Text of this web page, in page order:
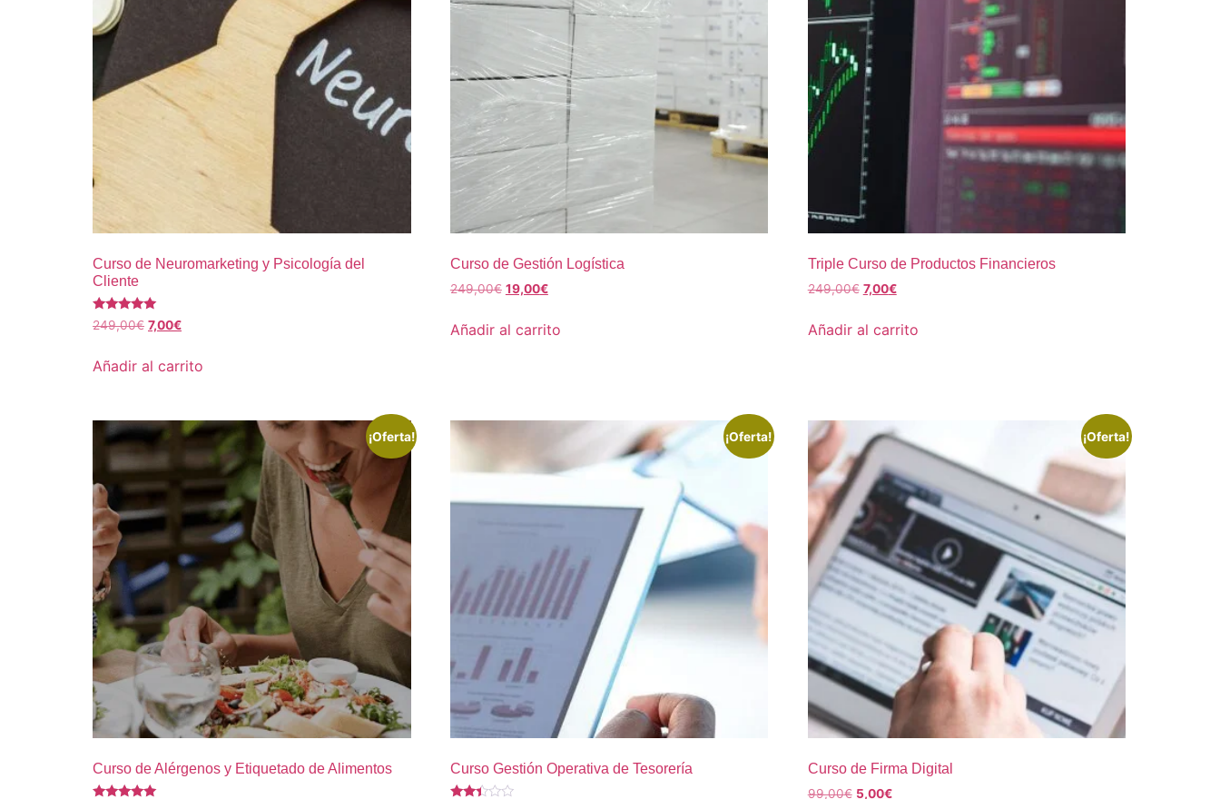
Curso de Neuromarketing y Psicología del
Cliente
Valorado
con
249,00€ 7,00€
Añadir al carrito
Curso de Gestión Logística
249,00€ 19,00€
Añadir al carrito
Triple Curso de Productos Financieros
249,00€ 7,00€
Añadir al carrito
¡Oferta!
Curso de Alérgenos y Etiquetado de Alimentos
¡Oferta!
Curso Gestión Operativa de Tesorería
¡Oferta!
Curso de Firma Digital
99,00€ 5,00€